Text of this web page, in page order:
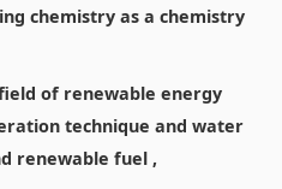
chemistry as a chemistry
of renewable energy
technique and water
renewable fuel ,